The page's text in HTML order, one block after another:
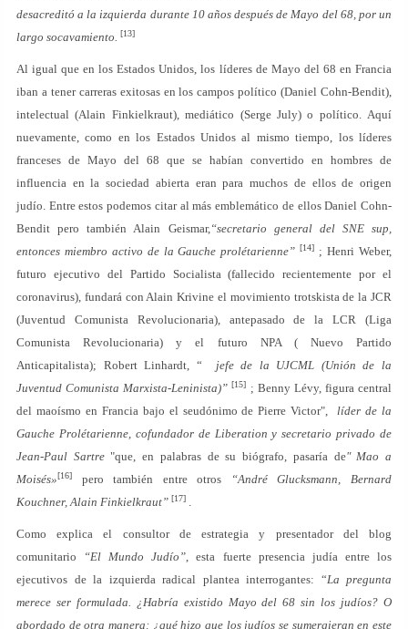
desacreditó a la izquierda durante 10 años después de Mayo del 68, por un
largo socavamiento. [13]
Al igual que en los Estados Unidos, los líderes de Mayo del 68 en Francia
iban a tener carreras exitosas en los campos político (Daniel Cohn-Bendit),
intelectual (Alain Finkielkraut), mediático (Serge July) o político. Aquí
nuevamente, como en los Estados Unidos al mismo tiempo, los líderes
franceses de Mayo del 68 que se habían convertido en hombres de
influencia en la sociedad abierta eran para muchos de ellos de origen
judío. Entre estos podemos citar al más emblemático de ellos Daniel Cohn-
Bendit pero también Alain Geismar,“secretario general del SNE sup,
entonces miembro activo de la Gauche prolétarienne”[14] ; Henri Weber,
futuro ejecutivo del Partido Socialista (fallecido recientemente por el
coronavirus), fundará con Alain Krivine el movimiento trotskista de la JCR
(Juventud Comunista Revolucionaria), antepasado de la LCR (Liga
Comunista Revolucionaria) y el futuro NPA ( Nuevo Partido
Anticapitalista); Robert Linhardt, “ jefe de la UJCML (Unión de la
Juventud Comunista Marxista-Leninista)”[15] ; Benny Lévy, figura central
del maoísmo en Francia bajo el seudónimo de Pierre Victor",líder de la
Gauche Prolétarienne, cofundador de Liberation y secretario privado de
Jean-Paul Sartre"que, en palabras de su biógrafo, pasaría de" Mao a
Moisés»[16] pero también entre otros “André Glucksmann, Bernard
Kouchner, Alain Finkielkraut” [17] .
Como explica el consultor de estrategia y presentador del blog
comunitario
“El Mundo Judío”, esta fuerte presencia judía entre los
ejecutivos de la izquierda radical plantea interrogantes: “La pregunta
merece ser formulada. ¿Habría existido Mayo del 68 sin los judíos? O
abordado de otra manera: ¿qué hizo que los judíos se sumergieran en este